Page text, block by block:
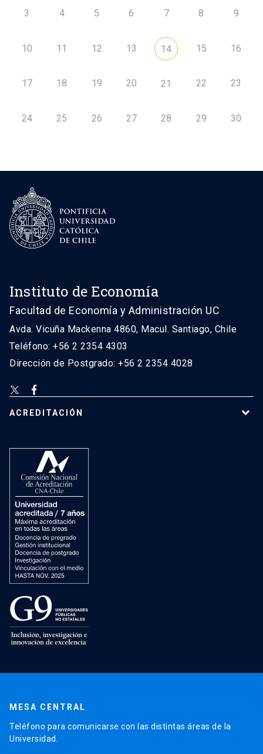
3 4 5 6 7 8 9
10 11 12 13 14 15 16
17 18 19 20 21 22 23
24 25 26 27 28 29 30
Instituto de Economía
Facultad de Economía y Administración UC
Avda. Vicuña Mackenna 4860, Macul. Santiago, Chile
Teléfono: +56 2 2354 4303
Dirección de Postgrado: +56 2 2354 4028
ACREDITACIÓN
MESA CENTRAL
Teléfono para comunicarse con las distintas áreas de la
Universidad.